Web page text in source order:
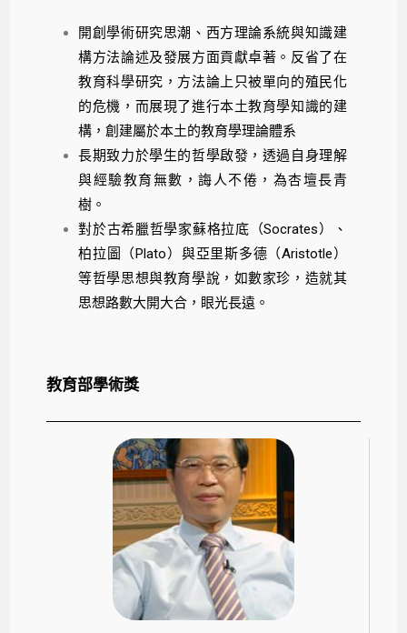
開創學術研究思潮、西方理論系統與知識建
構方法論述及發展方面貢獻卓著。反省了在
教育科學研究，方法論上只被單向的殖民化
的危機，而展現了進行本土教育學知識的建
構，創建屬於本土的教育學理論體系
長期致力於學生的哲學啟發，透過自身理解
與經驗教育無數，誨人不倦，為杏壇長青
樹。
對於古希臘哲學家蘇格拉底（Socrates）、
柏拉圖（Plato）與亞里斯多德（Aristotle）
等哲學思想與教育學說，如數家珍，造就其
思想路數大開大合，眼光長遠。
教育部學術獎